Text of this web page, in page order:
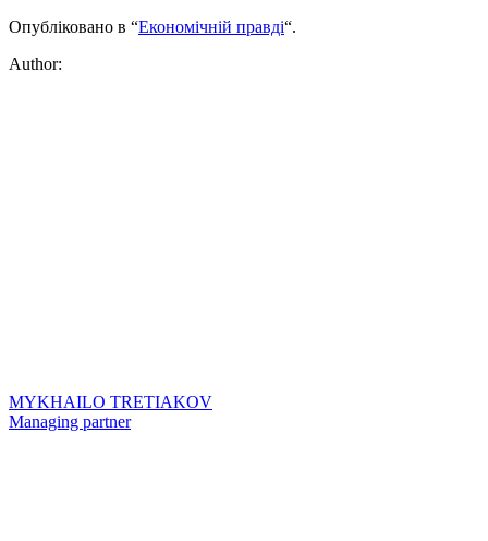
Опубліковано в “Економічній правді“.
Author:
MYKHAILO TRETIAKOV
Managing partner